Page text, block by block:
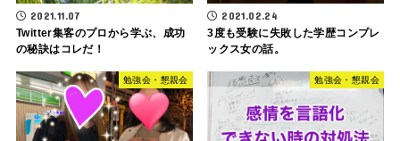
2021.11.07
Twitter集客のプロから学ぶ、成功
の秘訣はコレだ！
2021.02.24
3度も受験に失敗した学歴コンプレ
ックス女の話。
勉強会・懇親会 勉強会・懇親会